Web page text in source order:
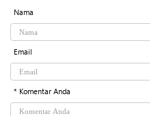
Nama
Email
* Komentar Anda